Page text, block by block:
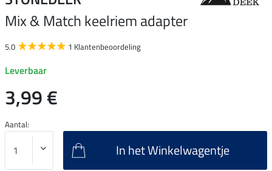
Mix & Match keelriem adapter
5.0 1 Klantenbeoordeling
Leverbaar
3,99 €
Aantal:
In het Winkelwagentje